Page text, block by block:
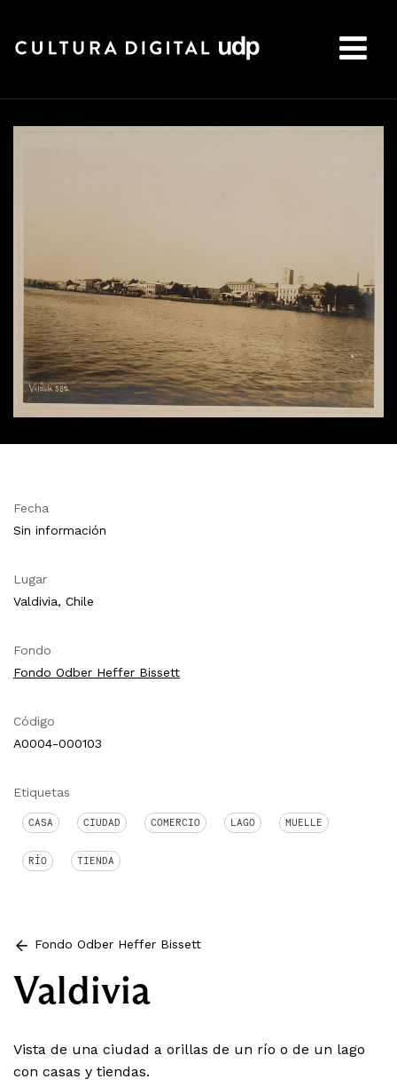
Fecha
Sin información
Lugar
Valdivia, Chile
Fondo
Fondo Odber Heffer Bissett
Código
A0004-000103
Etiquetas
CASA CIUDAD COMERCIO LAGO MUELLE
RÍO TIENDA
Fondo Odber Heffer Bissett
Valdivia
Vista de una ciudad a orillas de un río o de un lago
con casas y tiendas.